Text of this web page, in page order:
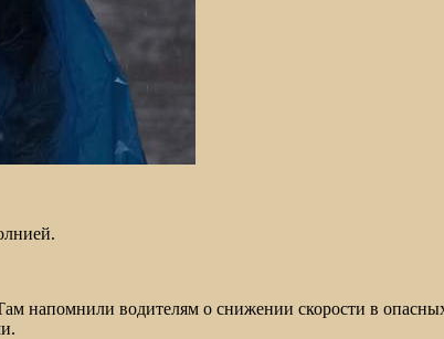
напомнили водителям о снижении скорости в